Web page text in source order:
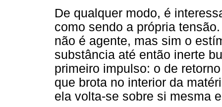
De qualquer modo, é
como sendo a própria
não é agente, mas sim o
substância até então inerte
primeiro impulso: o de
que brota no interior da
ela volta-se sobre si mesma